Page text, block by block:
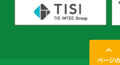
ページの